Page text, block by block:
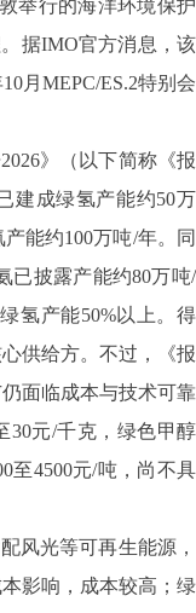
举行的海洋环境保护
据IMO官方消息，该
月MEPC/ES.2特别会
》（以下简称《报
建成绿氢产能约50万
能约100万吨/年。同
已披露产能约80万吨/
氢产能50%以上。得
供给方。不过，《报
面临成本与技术可靠
30元/千克，绿色甲醇
至4500元/吨，尚不具
风光等可再生能源，
影响，成本较高；绿